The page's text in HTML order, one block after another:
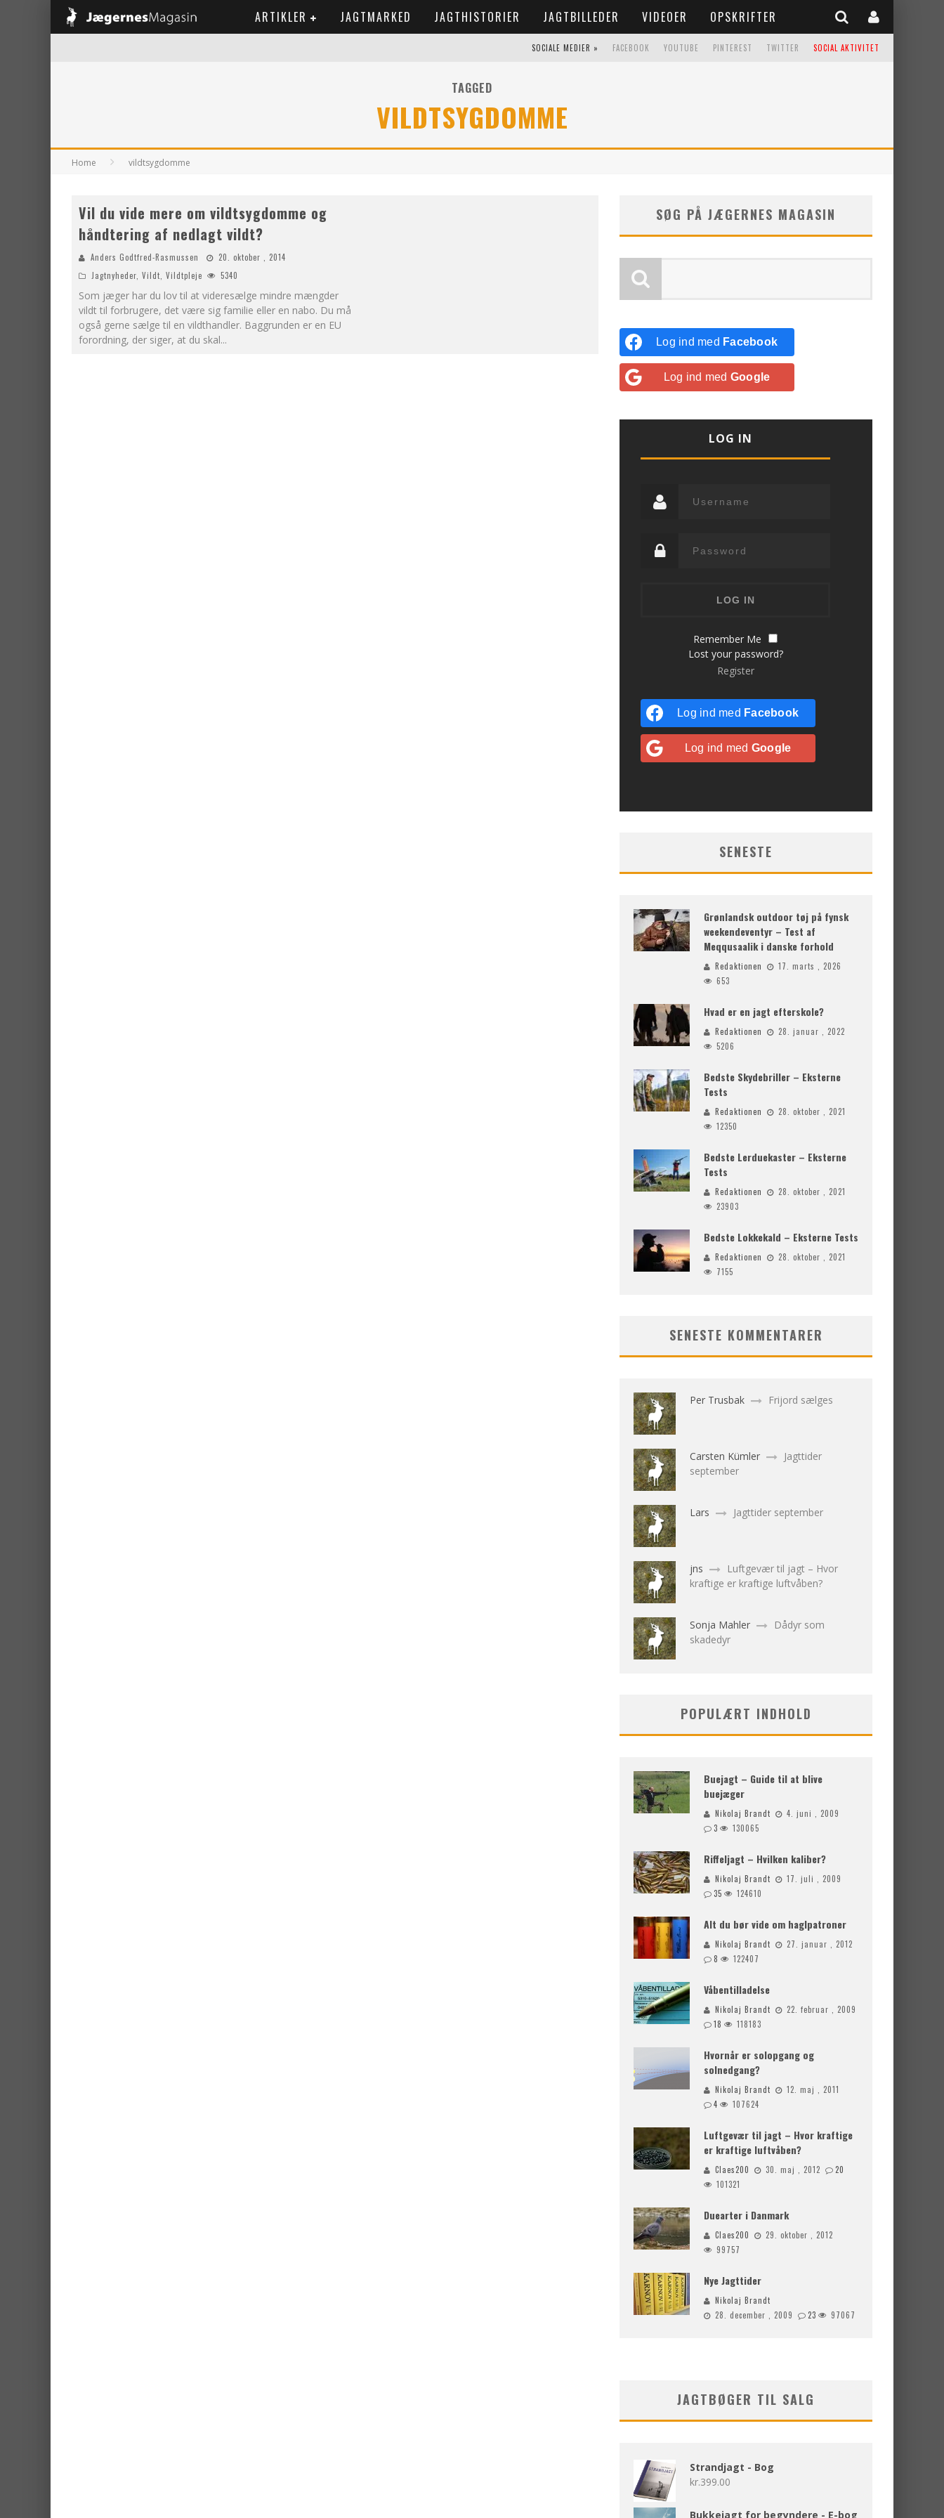
ARTIKLER JAGTMARKED JAGTHISTORIER JAGTBILLEDER VIDEOER OPSKRIFTER
SOCIAL AKTIVITET
TWITTER
PINTEREST
YOUTUBE
FACEBOOK
SOCIALE MEDIER »
TAGGED
VILDTSYGDOMME
Home vildtsygdomme
Vil du vide mere om vildtsygdomme og
håndtering af nedlagt vildt?
Anders Godtfred-Rasmussen
20. oktober , 2014
Jagtnyheder Vildt Vildtpleje 5340
Som jæger har du lov til at videresælge mindre mængder
vildt til forbrugere, det være sig familie eller en nabo. Du må
også gerne sælge til en vildthandler. Baggrunden er en EU
forordning, der siger, at du skal...
SØG PÅ JÆGERNES MAGASIN
Log ind med Facebook
Log ind med Google
LOG IN
Remember Me
Lost your password?
Register
Log ind med Facebook
Log ind med Google
SENESTE
Grønlandsk outdoor tøj på fynsk
weekendeventyr – Test af
Meqqusaalik i danske forhold
Redaktionen
17. marts , 2026
653
Hvad er en jagt efterskole?
Redaktionen
28. januar , 2022
5206
Bedste Skydebriller – Eksterne
Tests
Redaktionen
28. oktober , 2021
12350
Bedste Lerduekaster – Eksterne
Tests
Redaktionen
28. oktober , 2021
23903
Bedste Lokkekald – Eksterne Tests
Redaktionen
28. oktober , 2021
7155
SENESTE KOMMENTARER
Per Trusbak Frijord sælges
Carsten Kümler
Jagttider
september
Lars Jagttider september
jns
Luftgevær til jagt – Hvor
kraftige er kraftige luftvåben?
Sonja Mahler
Dådyr som
skadedyr
POPULÆRT INDHOLD
Buejagt – Guide til at blive
buejæger
Nikolaj Brandt
4. juni , 2009
3
130065
Riffeljagt – Hvilken kaliber?
Nikolaj Brandt
17. juli , 2009
35
124610
Alt du bør vide om haglpatroner
Nikolaj Brandt
27. januar , 2012
8
122407
Våbentilladelse
Nikolaj Brandt
22. februar , 2009
18
118183
Hvornår er solopgang og
solnedgang?
Nikolaj Brandt
12. maj , 2011
4
107624
Luftgevær til jagt – Hvor kraftige
er kraftige luftvåben?
Claes200 30. maj , 2012
20
101321
Duearter i Danmark
Claes200
29. oktober , 2012
99757
Nye Jagttider
Nikolaj Brandt
28. december , 2009
23 97067
JAGTBØGER TIL SALG
Strandjagt - Bog
kr.399.00
Bukkejagt for begyndere - E-bog